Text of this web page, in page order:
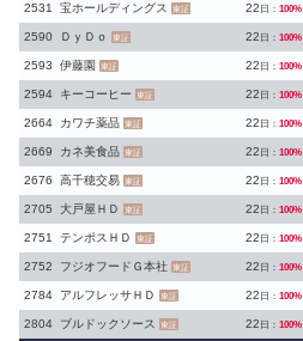
2531 宝ホールディングス 東証 22 日： 100%
2590 ＤｙＤｏ 東証 22 日： 100%
2593 伊藤園 東証 22 日： 100%
2594 キーコーヒー 東証 22 日： 100%
2664 カワチ薬品 東証 22 日： 100%
2669 カネ美食品 東証 22 日： 100%
2676 高千穂交易 東証 22 日： 100%
2705 大戸屋ＨＤ 東証 22 日： 100%
2751 テンポスＨＤ 東証 22 日： 100%
2752 フジオフードＧ本社 東証 22 日： 100%
2784 アルフレッサＨＤ 東証 22 日： 100%
2804 ブルドックソース 東証 22 日： 100%